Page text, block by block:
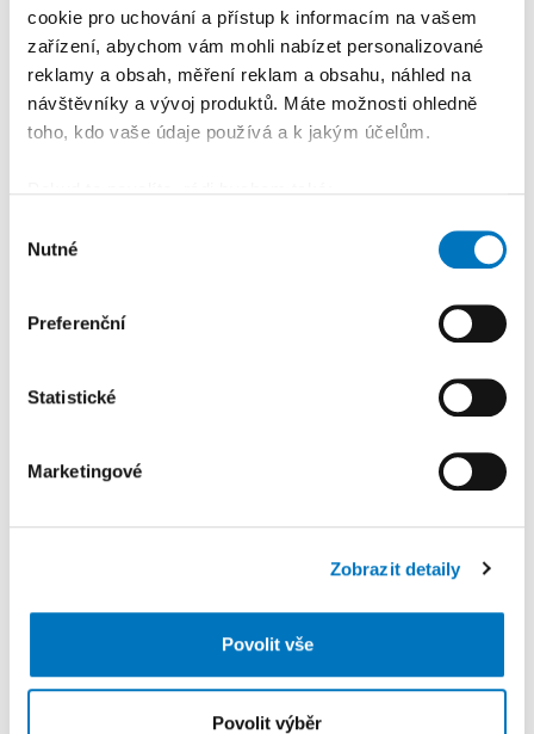
cookie pro uchování a přístup k informacím na vašem
zařízení, abychom vám mohli nabízet personalizované
reklamy a obsah, měření reklam a obsahu, náhled na
návštěvníky a vývoj produktů. Máte možnosti ohledně
toho, kdo vaše údaje používá a k jakým účelům.
poloze, které mohou být přesné na několik metrů
skenování pro konkrétní charakteristiky (otisk prstu)
Zjistěte více o tom, jak zpracováváme vaše osobní
Svůj souhlas můžete kdykoliv změnit nebo odvolat v
K personalizaci obsahu a reklam, poskytování funkcí
sdílíme se svými partnery pro sociální média, inzerci a
získali v důsledku toho, že používáte jejich služby.
souhlasu
Nutné
Preferenční
Statistické
Marketingové
Zobrazit detaily
Povolit vše
Povolit výběr